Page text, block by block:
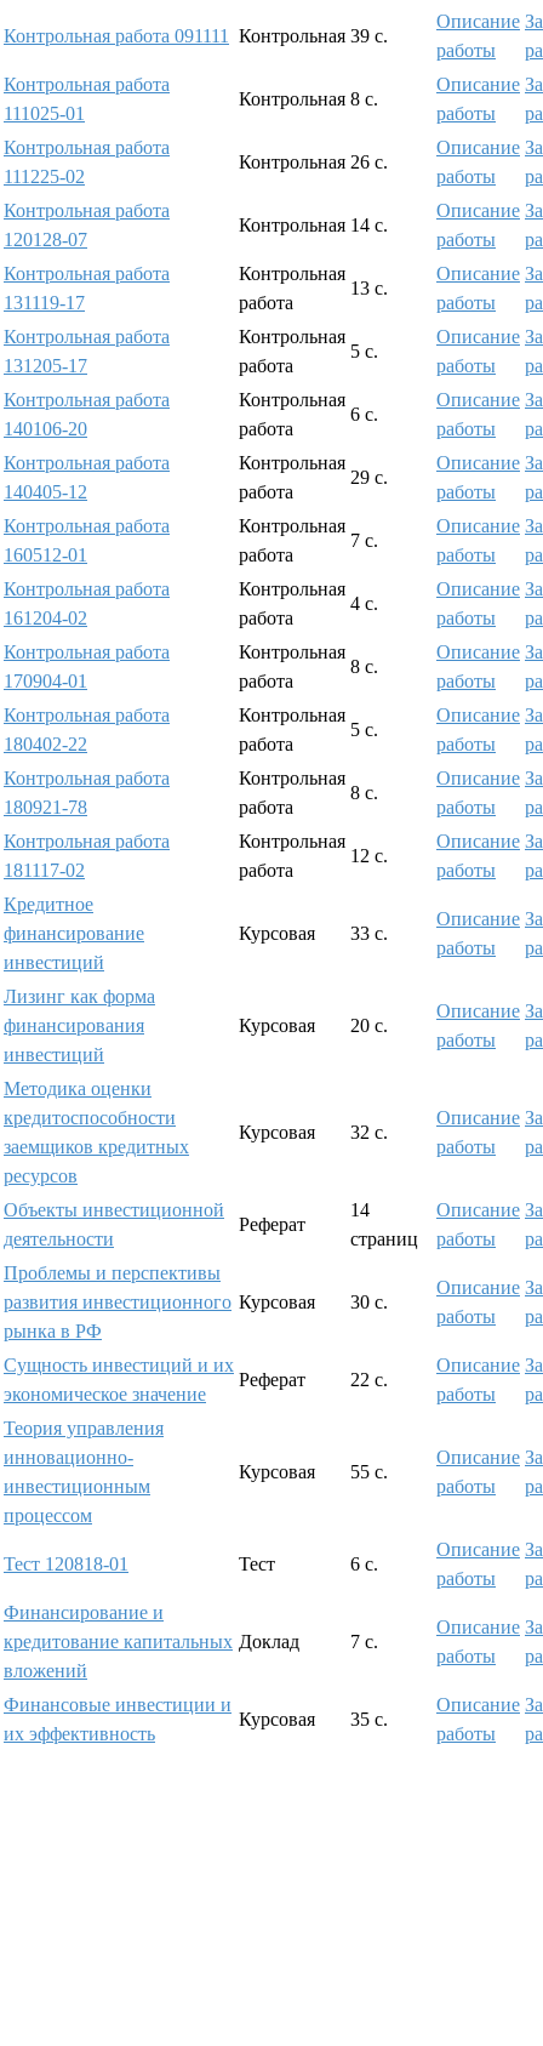
Контрольная работа 091111 Контрольная 39 с.
Описание
работы
Контрольная работа
111025-01
Контрольная 8 с.
Описание
работы
Контрольная работа
111225-02
Контрольная 26 с.
Описание
работы
Контрольная работа
120128-07
Контрольная 14 с.
Описание
работы
Контрольная работа
131119-17
Контрольная
работа
13 с.
Описание
работы
Контрольная работа
131205-17
Контрольная
работа
5 с.
Описание
работы
Контрольная работа
140106-20
Контрольная
работа
6 с.
Описание
работы
Контрольная работа
140405-12
Контрольная
работа
29 с.
Описание
работы
Контрольная работа
160512-01
Контрольная
работа
7 с.
Описание
работы
Контрольная работа
161204-02
Контрольная
работа
4 с.
Описание
работы
Контрольная работа
170904-01
Контрольная
работа
8 с.
Описание
работы
Контрольная работа
180402-22
Контрольная
работа
5 с.
Описание
работы
Контрольная работа
180921-78
Контрольная
работа
8 с.
Описание
работы
Контрольная работа
181117-02
Контрольная
работа
12 с.
Описание
работы
Кредитное
финансирование
инвестиций
Курсовая 33 с.
Описание
работы
Лизинг как форма
финансирования
инвестиций
Курсовая 20 с.
Описание
работы
Методика оценки
кредитоспособности
заемщиков кредитных
ресурсов
Курсовая 32 с.
Описание
работы
Объекты инвестиционной
деятельности
Реферат
14
страниц
Описание
работы
Проблемы и перспективы
развития инвестиционного
рынка в РФ
Курсовая 30 с.
Описание
работы
Сущность инвестиций и их
экономическое значение
Реферат 22 с.
Описание
работы
Теория управления
инновационно-
инвестиционным
процессом
Курсовая 55 с.
Описание
работы
Тест 120818-01 Тест 6 с.
Описание
работы
Финансирование и
кредитование капитальных
вложений
Доклад 7 с.
Описание
работы
Финансовые инвестиции и
их эффективность
Курсовая 35 с.
Описание
работы